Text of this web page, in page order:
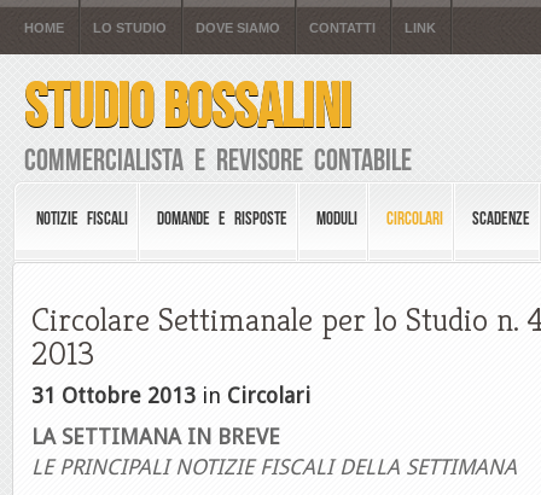
HOME LO STUDIO DOVE SIAMO CONTATTI LINK
STUDIO BOSSALINI
Commercialista e Revisore Contabile
NOTIZIE FISCALI DOMANDE E RISPOSTE MODULI CIRCOLARI SCADENZE
Circolare Settimanale per lo Studio n.
2013
31 Ottobre 2013 in Circolari
LA SETTIMANA IN BREVE
LE PRINCIPALI NOTIZIE FISCALI DELLA SETTIMANA